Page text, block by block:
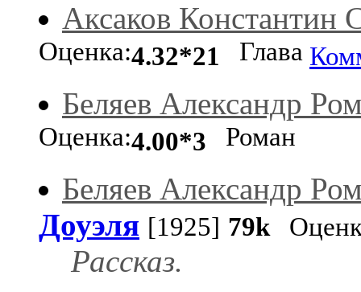
Аксаков Константин
Оценка:4.32*21 Глава
Беляев Александр
Оценка:4.00*3
Роман
Беляев Александр
Доуэля [1925] 79k
Рассказ.